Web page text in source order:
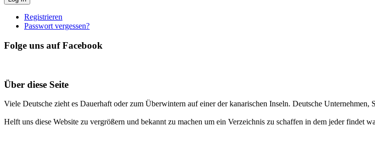
Registrieren
Passwort vergessen?
Folge uns auf Facebook
Über diese Seite
Viele Deutsche zieht es Dauerhaft oder zum Überwintern auf einer der kanarischen Inseln. Deutsche Unternehmen,
Helft uns diese Website zu vergrößern und bekannt zu machen um ein Verzeichnis zu schaffen in dem jeder findet